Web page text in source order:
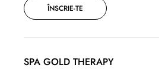
ÎNSCRIE-TE
SPA GOLD THERAPY